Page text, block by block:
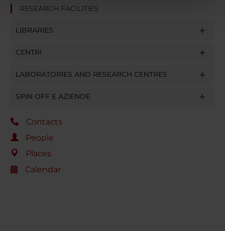
pubblicità e social media, i quali potrebbero combinarle
RESEARCH FACILITIES
LIBRARIES
CENTRI
LABORATORIES AND RESEARCH CENTRES
SPIN OFF E AZIENDE
Contacts
People
Places
Calendar